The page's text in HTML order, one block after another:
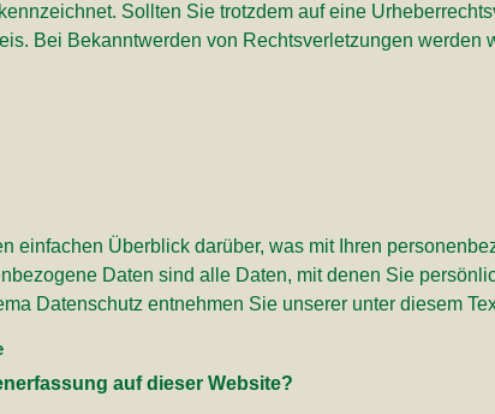
Sollten Sie trotzdem auf eine
Bei Bekanntwerden von Rechtsverletzungen werden
einfachen Überblick darüber, was mit Ihren
Daten sind alle Daten, mit denen Sie
Datenschutz entnehmen Sie unserer unter diesem
auf dieser Website?